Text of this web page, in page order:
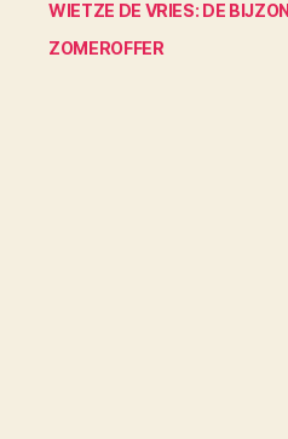
WIETZE DE VRIES: DE
ZOMEROFFER